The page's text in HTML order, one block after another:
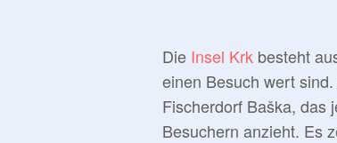
Die Insel Krk besteht
einen Besuch wert
Fischerdorf Baška, das
Besuchern anzieht. Es